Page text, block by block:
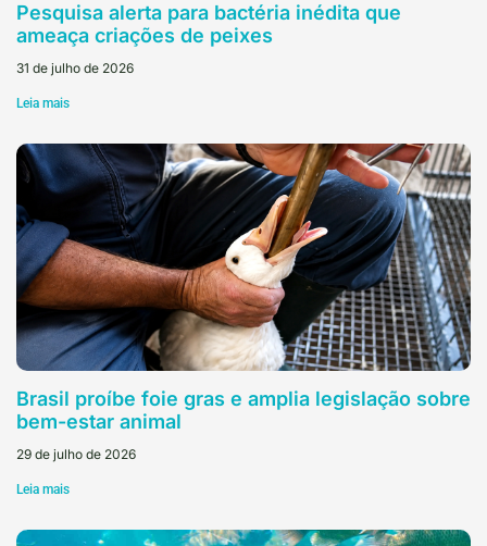
Pesquisa alerta para bactéria inédita que
ameaça criações de peixes
31 de julho de 2026
Leia mais
Brasil proíbe foie gras e amplia legislação sobre
bem-estar animal
29 de julho de 2026
Leia mais